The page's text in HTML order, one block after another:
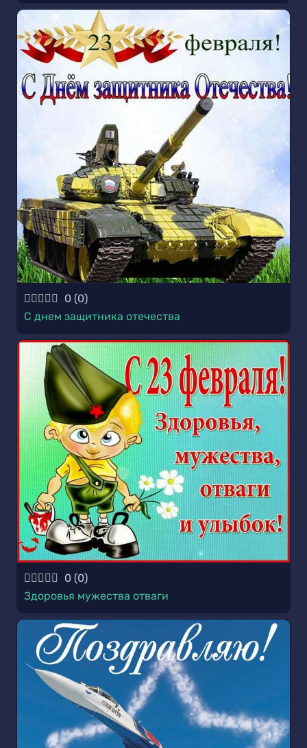
0 (0)
С днем защитника отечества
0 (0)
Здоровья мужества отваги